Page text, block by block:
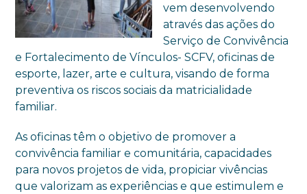
vem desenvolvendo
através das ações do
Serviço de Convivência
e Fortalecimento de Vínculos- SCFV, oficinas de
esporte, lazer, arte e cultura, visando de forma
preventiva os riscos sociais da matricialidade
familiar.
As oficinas têm o objetivo de promover a
convivência familiar e comunitária, capacidades
para novos projetos de vida, propiciar vivências
que valorizam as experiências e que estimulem e